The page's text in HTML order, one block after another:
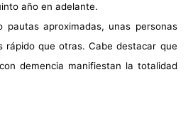
año en adelante.
pautas aproximadas, unas personas
rápido que otras. Cabe destacar que
demencia manifiestan la totalidad